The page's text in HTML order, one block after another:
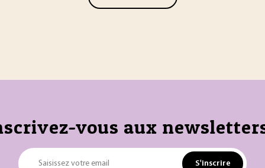
vous aux
Saisissez votre email S'inscrire